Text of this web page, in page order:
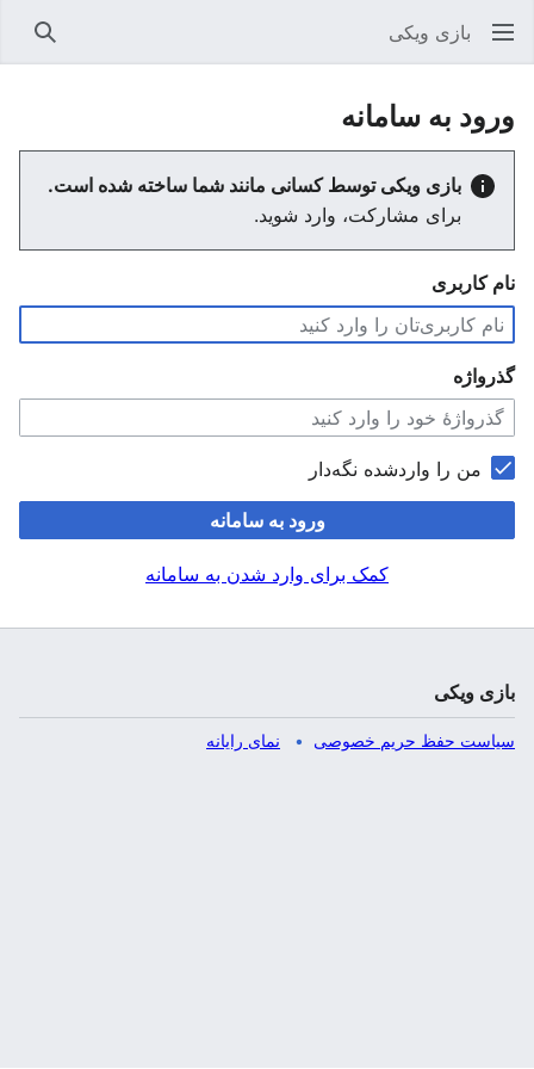
بازی ویکی
ورود به سامانه
بازی ویکی توسط کسانی مانند شما ساخته شده است.
برای مشارکت، وارد شوید.
نام کاربری
گذرواژه
من را واردشده نگه‌دار
ورود به سامانه
کمک برای وارد شدن به سامانه
بازی ویکی
سیاست حفظ حریم خصوصی نمای رایانه